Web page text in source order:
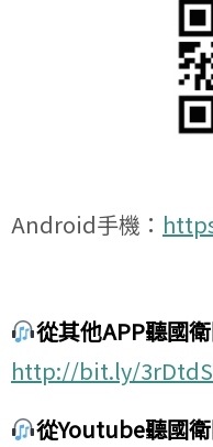
Android手機：
從其他APP聽國
http://bit.ly/
從Youtube聽國